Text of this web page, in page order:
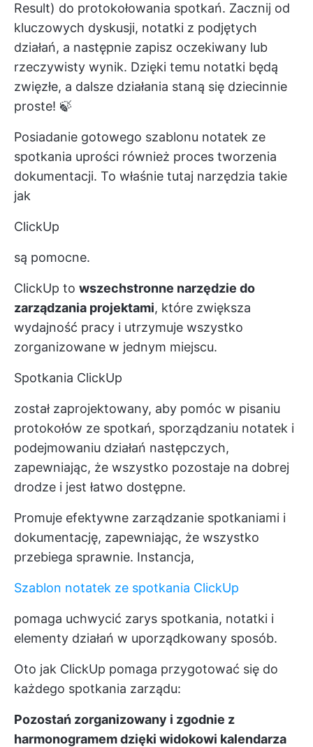
Result) do protokołowania spotkań. Zacznij od
kluczowych dyskusji, notatki z podjętych
działań, a następnie zapisz oczekiwany lub
rzeczywisty wynik. Dzięki temu notatki będą
zwięzłe, a dalsze działania staną się dziecinnie
proste! 🍃
Posiadanie gotowego szablonu notatek ze
spotkania uprości również proces tworzenia
dokumentacji. To właśnie tutaj narzędzia takie
jak
ClickUp
są pomocne.
ClickUp to wszechstronne narzędzie do
zarządzania projektami, które zwiększa
wydajność pracy i utrzymuje wszystko
zorganizowane w jednym miejscu.
Spotkania ClickUp
został zaprojektowany, aby pomóc w pisaniu
protokołów ze spotkań, sporządzaniu notatek i
podejmowaniu działań następczych,
zapewniając, że wszystko pozostaje na dobrej
drodze i jest łatwo dostępne.
Promuje efektywne zarządzanie spotkaniami i
dokumentację, zapewniając, że wszystko
przebiega sprawnie. Instancja,
Szablon notatek ze spotkania ClickUp
pomaga uchwycić zarys spotkania, notatki i
elementy działań w uporządkowany sposób.
Oto jak ClickUp pomaga przygotować się do
każdego spotkania zarządu:
Pozostań zorganizowany i zgodnie z
harmonogramem dzięki widokowi kalendarza